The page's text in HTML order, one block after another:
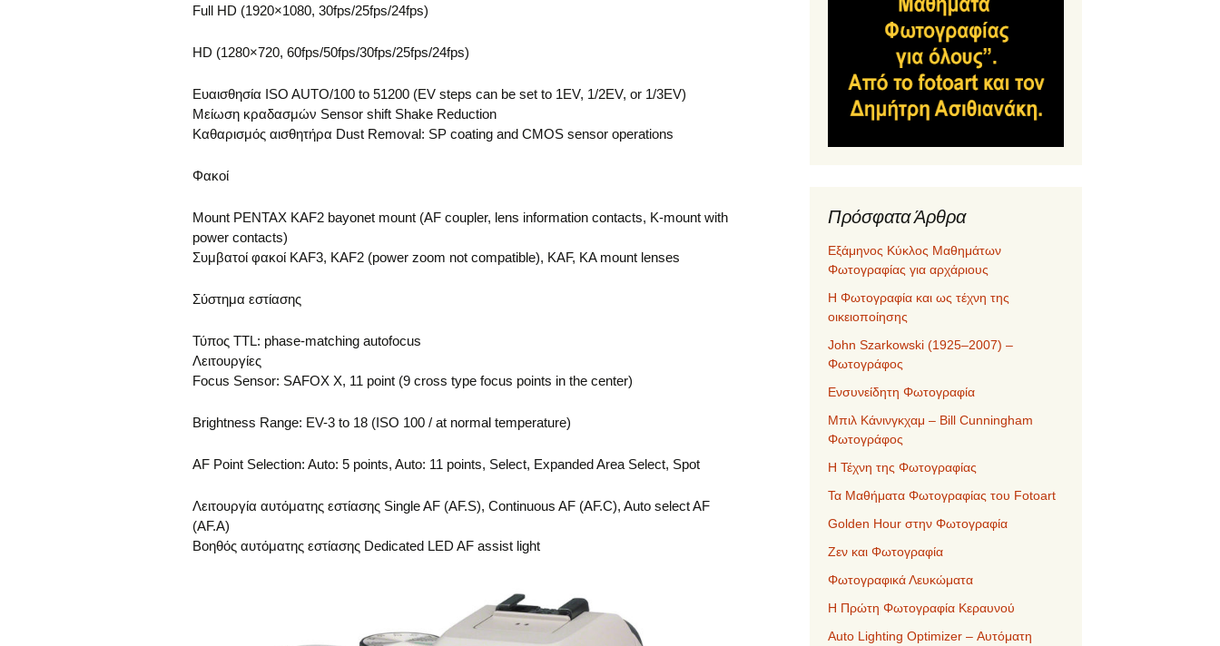
Full HD (1920×1080, 30fps/25fps/24fps)
HD (1280×720, 60fps/50fps/30fps/25fps/24fps)
Ευαισθησία ISO AUTO/100 to 51200 (EV steps can be set to 1EV, 1/2EV, or 1/3EV)
Μείωση κραδασμών Sensor shift Shake Reduction
Καθαρισμός αισθητήρα Dust Removal: SP coating and CMOS sensor operations
Φακοί
Mount PENTAX KAF2 bayonet mount (AF coupler, lens information contacts, K-mount with
power contacts)
Συμβατοί φακοί KAF3, KAF2 (power zoom not compatible), KAF, KA mount lenses
Σύστημα εστίασης
Τύπος TTL: phase-matching autofocus
Λειτουργίες
Focus Sensor: SAFOX X, 11 point (9 cross type focus points in the center)
Brightness Range: EV-3 to 18 (ISO 100 / at normal temperature)
AF Point Selection: Auto: 5 points, Auto: 11 points, Select, Expanded Area Select, Spot
Λειτουργία αυτόματης εστίασης Single AF (AF.S), Continuous AF (AF.C), Auto select AF
(AF.A)
Βοηθός αυτόματης εστίασης Dedicated LED AF assist light
Πρόσφατα Άρθρα
Εξάμηνος Κύκλος Μαθημάτων
Φωτογραφίας για αρχάριους
Η Φωτογραφία και ως τέχνη της
οικειοποίησης
John Szarkowski (1925–2007) –
Φωτογράφος
Ενσυνείδητη Φωτογραφία
Μπιλ Κάνινγκχαμ – Bill Cunningham
Φωτογράφος
Η Τέχνη της Φωτογραφίας
Τα Μαθήματα Φωτογραφίας του Fotoart
Golden Hour στην Φωτογραφία
Ζεν και Φωτογραφία
Φωτογραφικά Λευκώματα
Η Πρώτη Φωτογραφία Κεραυνού
Auto Lighting Optimizer – Αυτόματη